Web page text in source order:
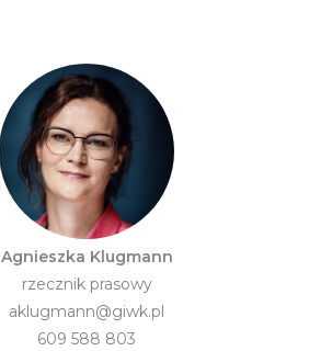
Agnieszka Klugmann
rzecznik prasowy
aklugmann@giwk.pl
609 588 803